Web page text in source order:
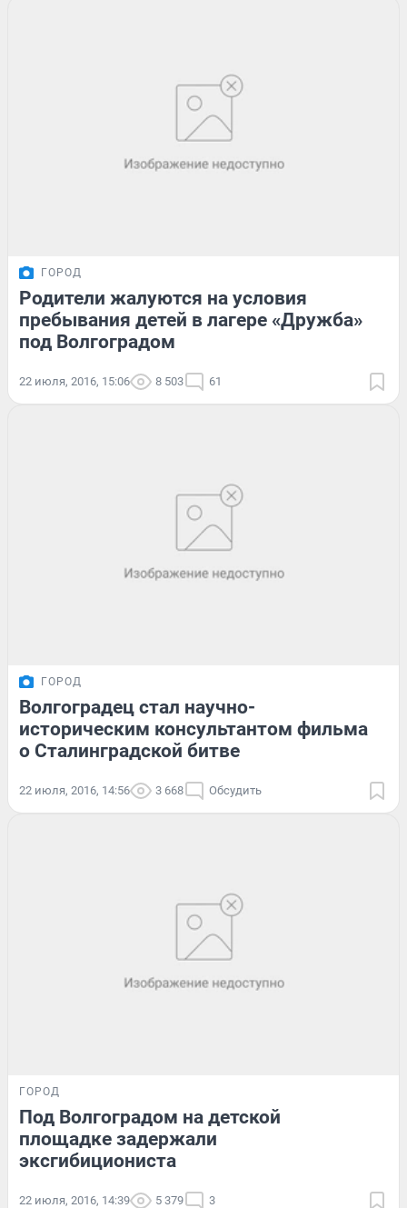
ГОРОД
Родители жалуются на условия
пребывания детей в лагере «Дружба»
под Волгоградом
22 июля, 2016, 15:06 8 503 61
ГОРОД
Волгоградец стал научно-
историческим консультантом фильма
о Сталинградской битве
22 июля, 2016, 14:56 3 668 Обсудить
ГОРОД
Под Волгоградом на детской
площадке задержали
эксгибициониста
22 июля, 2016, 14:39 5 379 3